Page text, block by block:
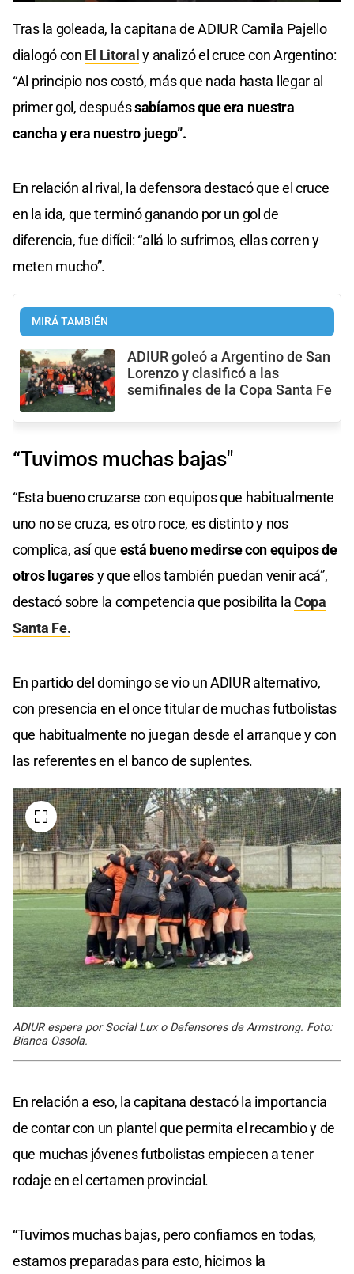
of
minutes,
seconds
Tras la goleada, la capitana de ADIUR Camila Pajello
dialogó con El Litoraly analizó el cruce con Argentino:
“Al principio nos costó, más que nada hasta llegar al
primer gol, despuéssabíamos que era nuestra
cancha y era nuestro juego”.
En relación al rival, la defensora destacó que el cruce
en la ida, que terminó ganando por un gol de
diferencia, fue difícil: “allá lo sufrimos, ellas corren y
meten mucho”.
MIRÁ TAMBIÉN
ADIUR goleó a Argentino de San
Lorenzo y clasificó a las
semifinales de la Copa Santa Fe
“Tuvimos muchas bajas"
“Esta bueno cruzarse con equipos que habitualmente
uno no se cruza, es otro roce, es distinto y nos
complica, así que está bueno medirse con equipos de
otros lugaresy que ellos también puedan venir acá”,
destacó sobre la competencia que posibilita laCopa
Santa Fe.
En partido del domingo se vio un ADIUR alternativo,
con presencia en el once titular de muchas futbolistas
que habitualmente no juegan desde el arranque y con
las referentes en el banco de suplentes.
ADIUR espera por Social Lux o Defensores de Armstrong. Foto:
Bianca Ossola.
En relación a eso, la capitana destacó la importancia
de contar con un plantel que permita el recambio y de
que muchas jóvenes futbolistas empiecen a tener
rodaje en el certamen provincial.
“Tuvimos muchas bajas, pero confiamos en todas,
estamos preparadas para esto, hicimos la